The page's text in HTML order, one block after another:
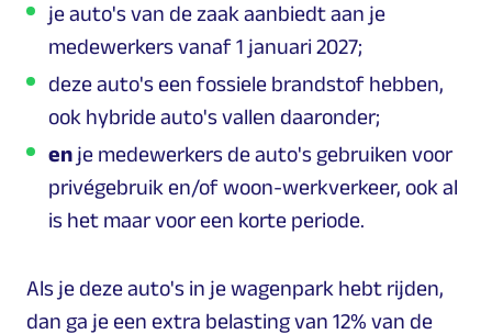
je auto's van de zaak aanbiedt aan je
medewerkers vanaf 1 januari 2027;
deze auto's een fossiele brandstof hebben,
ook hybride auto's vallen daaronder;
en je medewerkers de auto's gebruiken voor
privégebruik en/of woon-werkverkeer, ook al
is het maar voor een korte periode.
Als je deze auto's in je wagenpark hebt rijden,
dan ga je een extra belasting van 12% van de